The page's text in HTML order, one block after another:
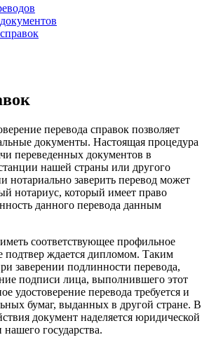
перевода справок позволяет
документы. Настоящая процедура
переведенных документов в
нашей страны или другого
нотариально заверить перевод может
нотариус, который имеет право
данного перевода данным
соответствующее профильное
подтвер ждается дипломом. Таким
заверении подлинности перевода,
подписи лица, выполнившего этот
удостоверение перевода требуется и
бумаг, выданных в другой стране. В
документ наделяется юридической
государства.